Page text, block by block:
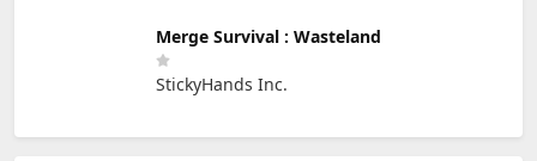
Merge Survival : Wasteland
StickyHands Inc.